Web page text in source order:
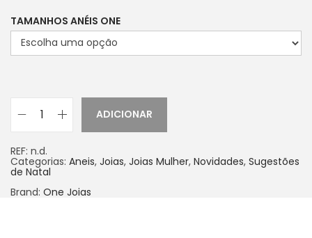
TAMANHOS ANÉIS ONE
ADICIONAR
REF: n.d.
Categorias: Aneis, Joias, Joias Mulher, Novidades, Sugestões
de Natal
Brand: One Joias